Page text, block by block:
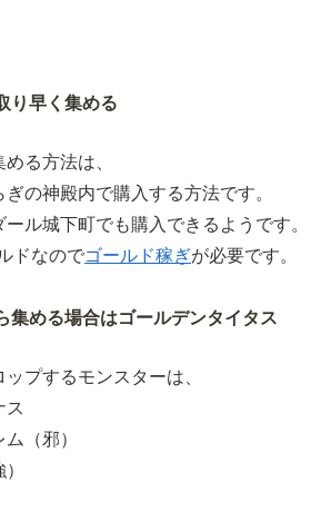
り早く集める
る方法は、
の神殿内で購入する方法です。
ル城下町でも購入できるようです。
ドなのでゴールド稼ぎが必要です。
集める場合はゴールデンタイタス
プするモンスターは、
ス
（邪）